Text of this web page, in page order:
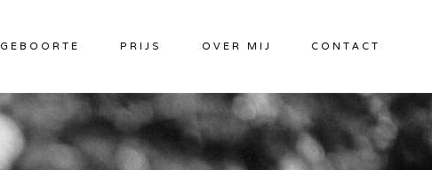
GEBOORTE PRIJS OVER MIJ CONTACT